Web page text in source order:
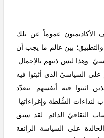
عموماً عن تلك
بين عالم ما يجب أن
وهذا ليس ذنبهم بالإجمال.
السياسيّ الذي أثبتوا فيه
اثبتوا فيه أنفسهم. تتعدّد
لنداءات السُّلطة وإغراءاتها
الثقافيّ الدائم. لقد سبق
على السياسة الزائفة